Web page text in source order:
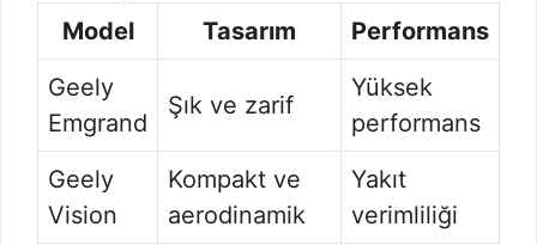
Model
Tasarım
Performans
Geely
Emgrand
Şık ve zarif
Yüksek
performans
Geely
Vision
Kompakt ve
aerodinamik
Yakıt
verimliliği